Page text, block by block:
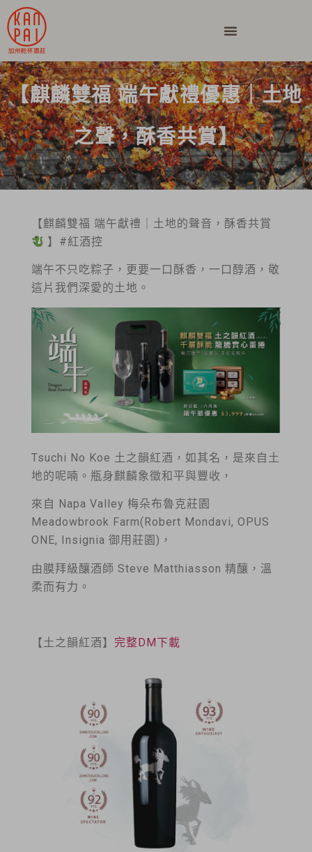
【麒麟雙福 端午獻禮優惠｜土地
之聲，酥香共賞】
【麒麟雙福 端午獻禮｜土地的聲音，酥香共賞
】#紅酒控
端午不只吃粽子，更要一口酥香，一口醇酒，敬
這片我們深愛的土地。
Tsuchi No Koe 土之韻紅酒，如其名，是來自土
地的呢喃。瓶身麒麟象徵和平與豐收，
來自 Napa Valley 梅朵布魯克莊園
Meadowbrook Farm(Robert Mondavi, OPUS
ONE, Insignia 御用莊園)，
由膜拜級釀酒師 Steve Matthiasson 精釀，溫
柔而有力。
【土之韻紅酒】 完整DM下載